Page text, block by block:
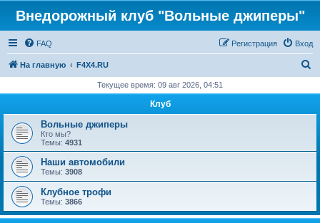
Внедорожный клуб "Вольные джиперы"
FAQ Вход
Регистрация
На главную F4X4.RU
с
Текущее время: 09 авг 2026, 04:51
Клуб
Вольные джиперы
Кто мы?
Темы: 4931
Наши автомобили
Темы: 3908
Клубное трофи
Темы: 3866